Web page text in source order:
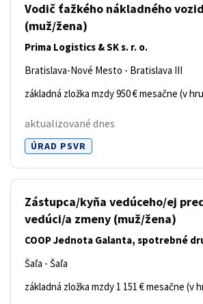
Vodič ťažkého nákladného
(muž/žena)
Prima Logistics & SK s. r. o.
Bratislava-Nové Mesto - Bratislava III
základná zložka mzdy 950 € mesačne (v
aktualizované dnes
ÚRAD PSVR
Zástupca/kyňa vedúceho/ej
vedúci/a zmeny (muž/žena)
COOP Jednota Galanta, spotrebné
Šaľa - Šaľa
základná zložka mzdy 1 151 € mesačne (v